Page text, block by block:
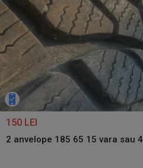
150 LEI
2 anvelope 185 65 15 vara sau